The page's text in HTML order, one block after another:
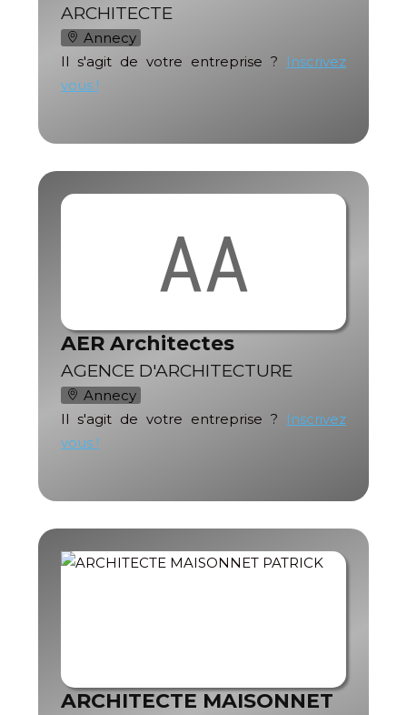
ARCHITECTE
Annecy
Il s'agit de votre entreprise ?
Inscrivez
vous !
AA
AER Architectes
AGENCE D'ARCHITECTURE
Annecy
Il s'agit de votre entreprise ?
Inscrivez
vous !
ARCHITECTE MAISONNET